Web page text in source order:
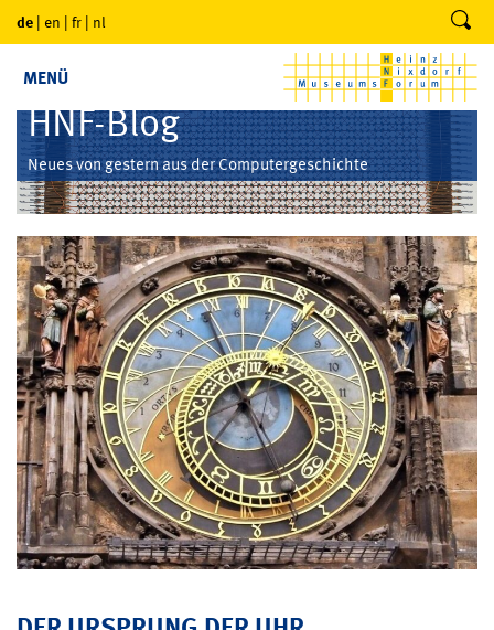
de | en | fr | nl
MENÜ
HNF-Blog
Neues von gestern aus der Computergeschichte